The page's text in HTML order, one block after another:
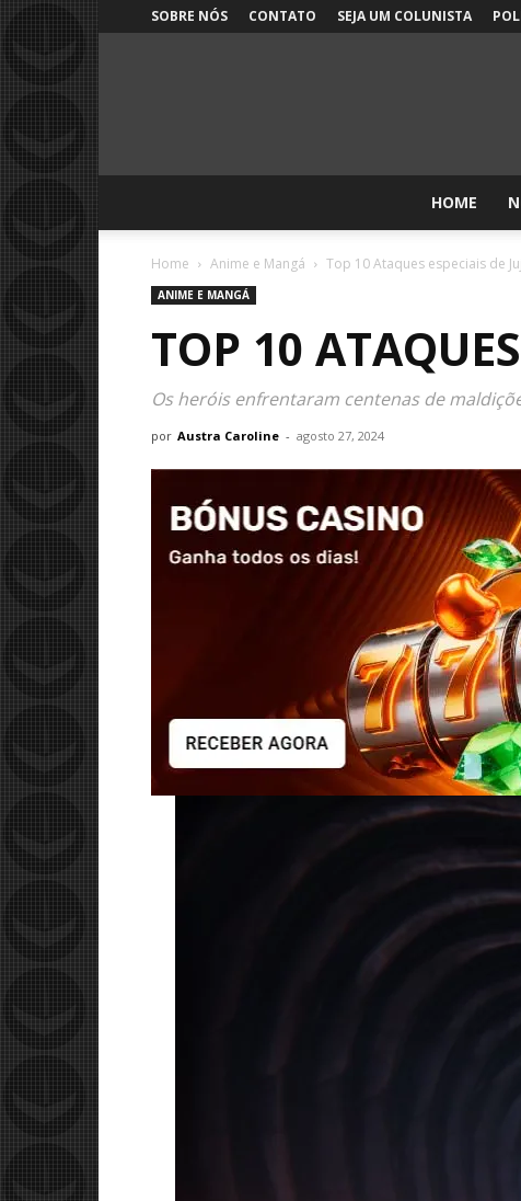
SOBRE NÓS CONTATO SEJA UM COLUNISTA
HOME
Home Anime e Mangá Top 10 Ataques especiais de
ANIME E MANGÁ
TOP 10
Os heróis enfrentaram centenas de
por Austra Caroline - agosto 27, 2024